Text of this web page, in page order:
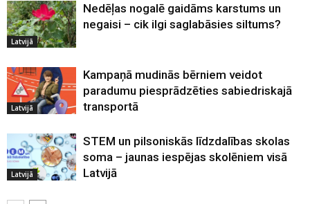
Latvijā
Nedēļas nogalē gaidāms karstums un
negaisi – cik ilgi saglabāsies siltums?
Latvijā
Kampaņā mudinās bērniem veidot
paradumu piesprādzēties sabiedriskajā
transportā
Latvijā
STEM un pilsoniskās līdzdalības skolas
soma – jaunas iespējas skolēniem visā
Latvijā